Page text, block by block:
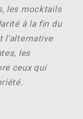
les mocktails
à la fin du
l’alternative
les
ceux qui